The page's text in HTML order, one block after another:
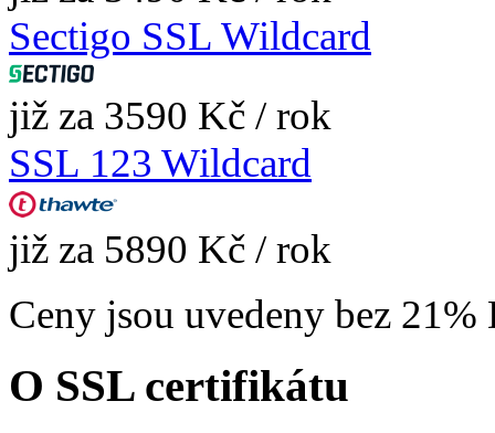
Sectigo SSL Wildcard
již za 3590 Kč / rok
SSL 123 Wildcard
již za 5890 Kč / rok
Ceny jsou uvedeny bez 21%
O SSL certifikátu